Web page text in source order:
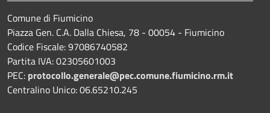
Comune di Fiumicino
Piazza Gen. C.A. Dalla Chiesa, 78 - 00054 - Fiumicino
Codice Fiscale: 97086740582
Partita IVA: 02305601003
PEC: protocollo.generale@pec.comune.fiumicino.rm.it
Centralino Unico: 06.65210.245